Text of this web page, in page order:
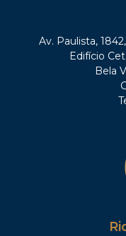
Av. Paulista,
Edifício
Bela